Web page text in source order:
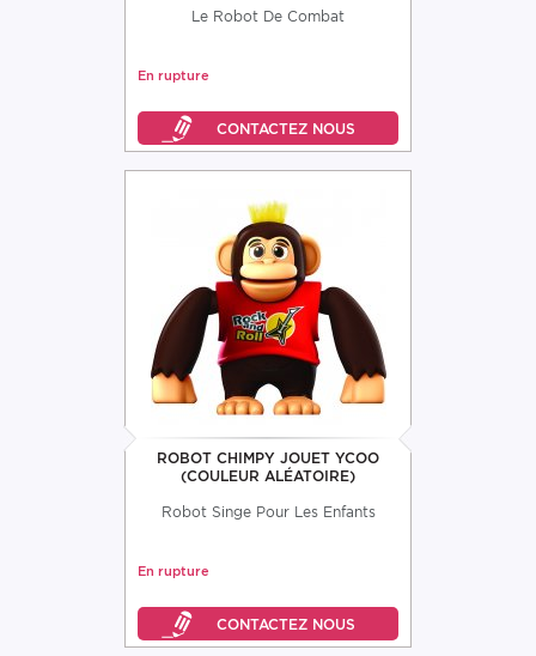
Le Robot De Combat
En rupture
ROBOT CHIMPY JOUET YCOO
(COULEUR ALÉATOIRE)
Robot Singe Pour Les Enfants
En rupture